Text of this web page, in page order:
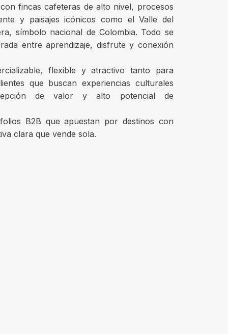
fincas cafeteras de alto nivel, procesos
y paisajes icónicos como el Valle del
símbolo nacional de Colombia. Todo se
entre aprendizaje, disfrute y conexión
flexible y atractivo tanto para
que buscan experiencias culturales
de valor y alto potencial de
B2B que apuestan por destinos con
clara que vende sola.